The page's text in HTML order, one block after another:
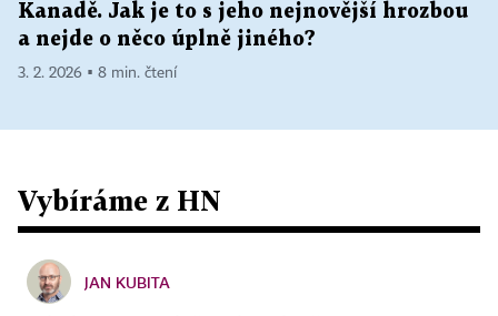
Kanadě. Jak je to s jeho nejnovější hrozbou
a nejde o něco úplně jiného?
3. 2. 2026 ▪ 8 min. čtení
Vybíráme z HN
JAN KUBITA